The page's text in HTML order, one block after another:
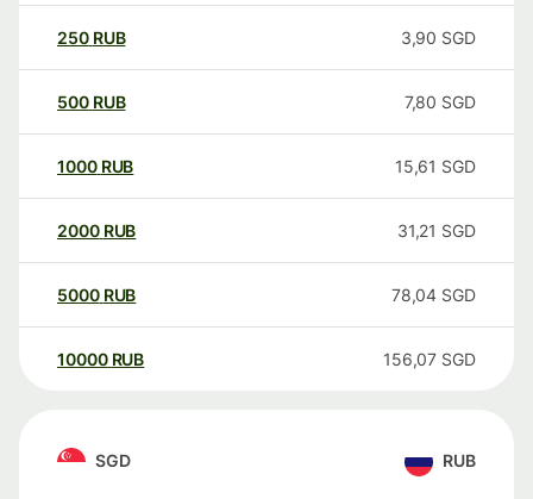
250 RUB 3,90 SGD
500 RUB 7,80 SGD
1000 RUB 15,61 SGD
2000 RUB 31,21 SGD
5000 RUB 78,04 SGD
10000 RUB 156,07 SGD
SGD RUB